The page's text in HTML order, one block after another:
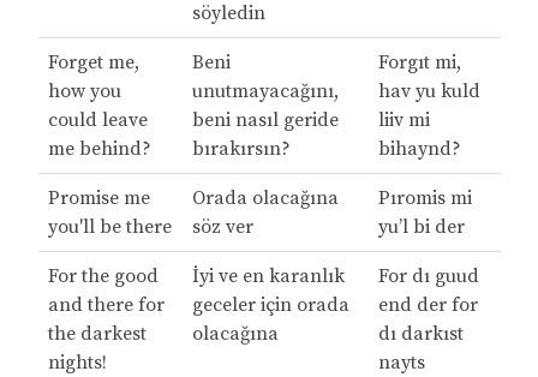
söyledin
Forget me,
how you
could leave
me behind?
Beni
unutmayacağını,
beni nasıl geride
bırakırsın?
Forgıt mi,
hav yu kuld
liiv mi
bihaynd?
Promise me
you'll be there
Orada olacağına
söz ver
Pıromis mi
yu’l bi der
For the good
and there for
the darkest
nights!
İyi ve en karanlık
geceler için orada
olacağına
For dı guud
end der for
dı darkıst
nayts